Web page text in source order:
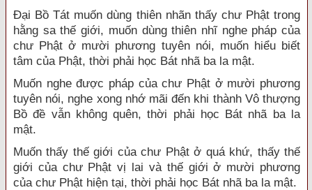
Đại Bồ Tát muốn dùng thiên nhãn thấy chư Phật trong
hằng sa thế giới, muốn dùng thiên nhĩ nghe pháp của
chư Phật ở mười phương tuyên nói, muốn hiểu biết
tâm của Phật, thời phải học Bát nhã ba la mật.
Muốn nghe được pháp của chư Phật ở mười phương
tuyên nói, nghe xong nhớ mãi đến khi thành Vô thượng
Bồ đề vẫn không quên, thời phải học Bát nhã ba la
mật.
Muốn thấy thế giới của chư Phật ở quá khứ, thấy thế
giới của chư Phật vị lai và thế giới ở mười phương
của chư Phật hiện tại, thời phải học Bát nhã ba la mật.